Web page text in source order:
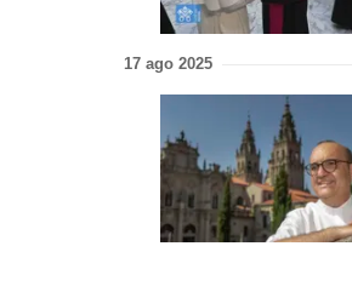
17 ago 2025